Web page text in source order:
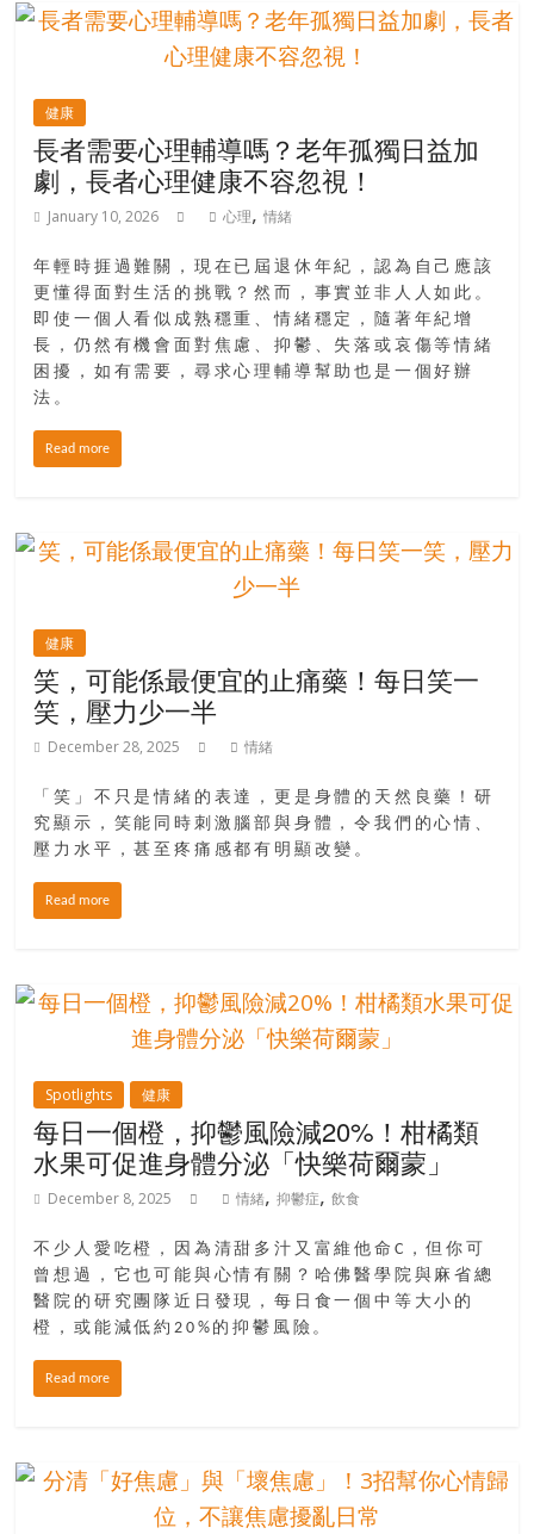
邀
位
齡
銀
髮
的
大
人
們
結
伴
歷
險，
樂
藏。
一
同
抱
著
積
極
的
態
接
的
第
二
人
生。
健康
長者需要心理輔導嗎？老年孤獨日益加
劇，長者心理健康不容忽視！
January 10, 2026 心理,情緒
年輕時捱過難關，現在已屆退休年紀，認為自己應該
更懂得面對生活的挑戰？然而，事實並非人人如此。
即使一個人看似成熟穩重、情緒穩定，隨著年紀增
長，仍然有機會面對焦慮、抑鬱、失落或哀傷等情緒
困擾，如有需要，尋求心理輔導幫助也是一個好辦
法。
Read more
健康
笑，可能係最便宜的止痛藥！每日笑一
笑，壓力少一半
December 28, 2025 情緒
「笑」不只是情緒的表達，更是身體的天然良藥！研
究顯示，笑能同時刺激腦部與身體，令我們的心情、
壓力水平，甚至疼痛感都有明顯改變。
Read more
Spotlights 健康
每日一個橙，抑鬱風險減20%！柑橘類
水果可促進身體分泌「快樂荷爾蒙」
December 8, 2025 情緒,抑鬱症,飲食
不少人愛吃橙，因為清甜多汁又富維他命C，但你可
曾想過，它也可能與心情有關？哈佛醫學院與麻省總
醫院的研究團隊近日發現，每日食一個中等大小的
橙，或能減低約20%的抑鬱風險。
Read more